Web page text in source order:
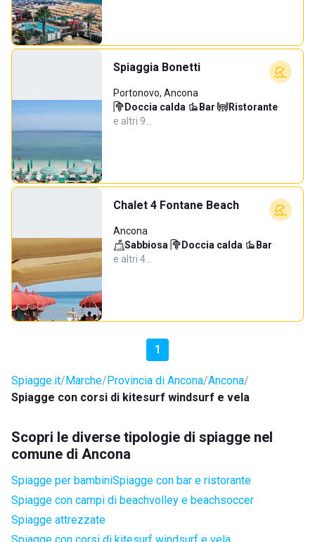
Spiaggia Bonetti
Portonovo, Ancona
Doccia calda· Bar· Ristorante·
e altri 9…
Chalet 4 Fontane Beach
Ancona
Sabbiosa· Doccia calda· Bar·
e altri 4…
1
Spiagge.it Marche Provincia di Ancona Ancona
Spiagge con corsi di kitesurf windsurf e vela
Scopri le diverse tipologie di spiagge nel
comune di Ancona
Spiagge per bambiniSpiagge con bar e ristorante
Spiagge con campi di beachvolley e beachsoccer
Spiagge attrezzate